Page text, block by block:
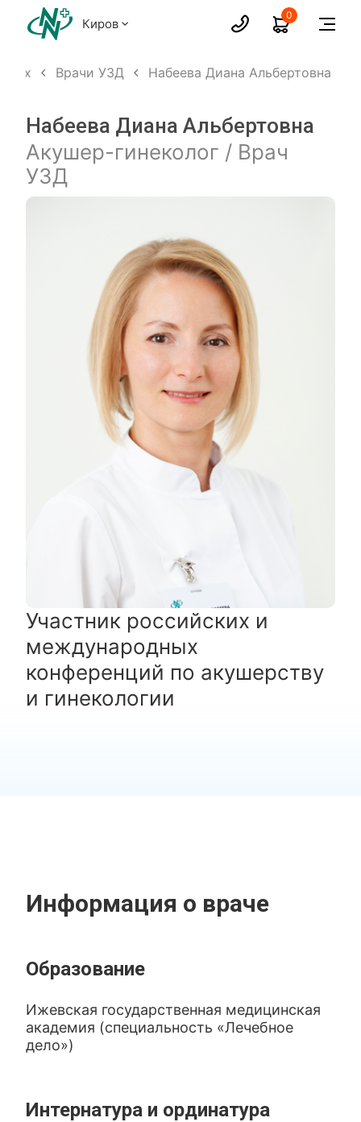
Киров
0
Врачи УЗД Набеева Диана Альбертовна
Набеева Диана Альбертовна
Акушер-гинеколог / Врач
УЗД
Участник российских и
международных
конференций по акушерству
и гинекологии
Информация о враче
Образование
Ижевская государственная медицинская
академия (специальность «Лечебное
дело»)
Интернатура и ординатура